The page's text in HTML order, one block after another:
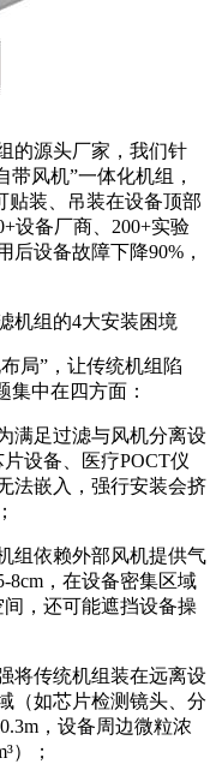
的源头厂家，我们针
带风机”一体化机组，
贴装、吊装在设备顶部
设备厂商、200+实验
设备故障下降90%，
机组的4大安装困境
局”，让传统机组陷
集中在四方面：
满足过滤与风机分离设
设备、医疗POCT仪
法嵌入，强行安装会挤
组依赖外部风机提供气
8cm，在设备密集区域
，还可能遮挡设备操
将传统机组装在远离设
（如芯片检测镜头、分
，设备周边微粒浓
）；